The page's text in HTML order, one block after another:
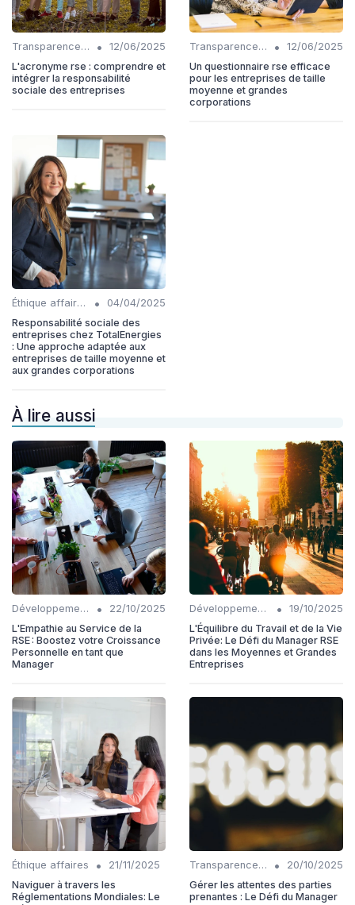
Transparence et reporting •
12/06/2025
L'acronyme rse : comprendre et
intégrer la responsabilité
sociale des entreprises
Transparence et reporting •
12/06/2025
Un questionnaire rse efficace
pour les entreprises de taille
moyenne et grandes
corporations
Éthique affaires •
04/04/2025
Responsabilité sociale des
entreprises chez TotalEnergies
: Une approche adaptée aux
entreprises de taille moyenne et
aux grandes corporations
À lire aussi
Développement personnel •
22/10/2025
L'Empathie au Service de la
RSE : Boostez votre Croissance
Personnelle en tant que
Manager
Développement personnel •
19/10/2025
L'Équilibre du Travail et de la Vie
Privée: Le Défi du Manager RSE
dans les Moyennes et Grandes
Entreprises
Éthique affaires •
21/11/2025
Naviguer à travers les
Réglementations Mondiales: Le
Transparence et reporting •
20/10/2025
Gérer les attentes des parties
prenantes : Le Défi du Manager